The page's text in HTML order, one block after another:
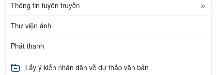
Thông tin tuyên truyền
Thư viện ảnh
Phát thanh
Lấy ý kiến nhân dân về dự thảo văn bản